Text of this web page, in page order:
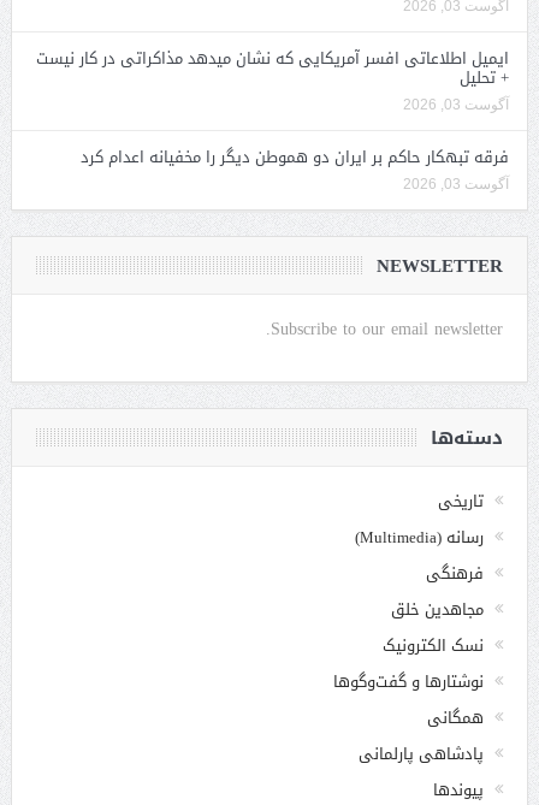
آگوست 03, 2026
ایمیل اطلاعاتی افسر آمریکایی که نشان میدهد مذاکراتی در کار نیست
+ تحلیل
آگوست 03, 2026
فرقه تبهکار حاکم بر ایران دو هموطن دیگر را مخفیانه اعدام کرد
آگوست 03, 2026
NEWSLETTER
Subscribe to our email newsletter.
دسته‌ها
تاریخی
رسانه (Multimedia)
فرهنگی
مجاهدین خلق
نسک الکترونیک
نوشتارها و گفت‌وگوها
همگانی
پادشاهی پارلمانی
پیوندها